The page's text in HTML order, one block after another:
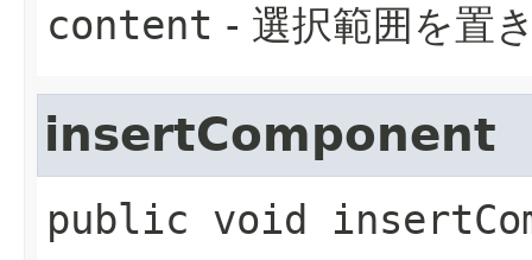
content - 選択範囲を置
insertComponent
public void